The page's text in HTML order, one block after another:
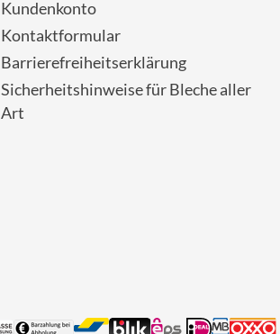
Kundenkonto
Kontaktformular
Barrierefreiheitserklärung
Sicherheitshinweise für Bleche aller
Art